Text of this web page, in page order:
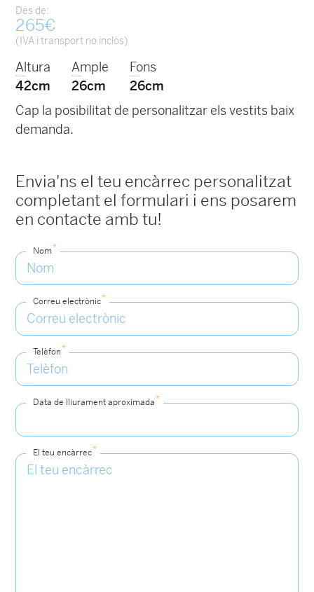
Des de:
265€
(IVA i transport no inclòs)
Altura
42cm
Ample
26cm
Fons
26cm
Cap la posibilitat de personalitzar els vestits baix
demanda.
Envia'ns el teu encàrrec personalitzat
completant el formulari i ens posarem
en contacte amb tu!
Nom*
Correu electrònic*
Telèfon*
Data de lliurament aproximada*
El teu encàrrec*